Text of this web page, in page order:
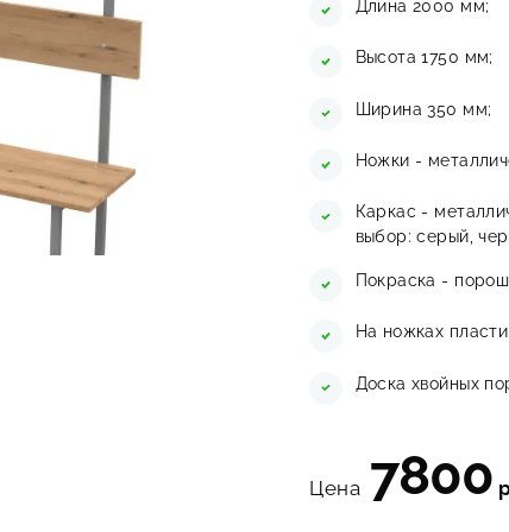
Длина 2000 мм;
Высота 1750 мм;
Ширина 350 мм;
Ножки -
Каркас -
выбор: серый,
Покраска -
На ножках
Доска хвойных
Цена 7800